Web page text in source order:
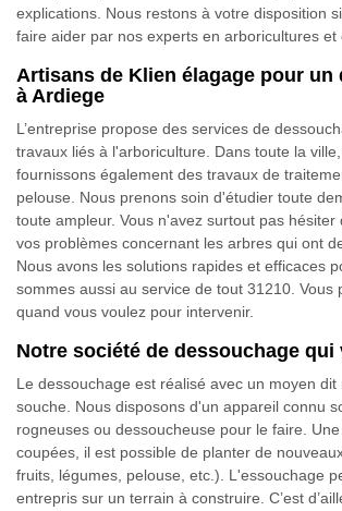
explications. Nous restons à votre disposition
faire aider par nos experts en arboricultures et
Artisans de Klien élagage pour un
à Ardiege
L’entreprise propose des services de
travaux liés à l'arboriculture. Dans toute la
fournissons également des travaux de
pelouse. Nous prenons soin d'étudier toute
toute ampleur. Vous n'avez surtout pas hésiter
vos problèmes concernant les arbres qui ont
Nous avons les solutions rapides et efficaces
sommes aussi au service de tout 31210. Vous
quand vous voulez pour intervenir.
Notre société de dessouchage qui
Le dessouchage est réalisé avec un moyen dit
souche. Nous disposons d'un appareil connu
rogneuses ou dessoucheuse pour le faire.
coupées, il est possible de planter de
fruits, légumes, pelouse, etc.). L'essouchage
entrepris sur un terrain à construire. C’est